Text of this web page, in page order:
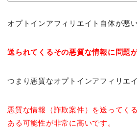
オプトインアフィリエイト自体が悪
送られてくるその悪質な情報に問題
つまり悪質なオプトインアフィリエ
悪質な情報（詐欺案件）を送ってく
ある可能性が非常に高いです。